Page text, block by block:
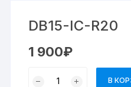
DB15-IC-R20
1 900₽
В